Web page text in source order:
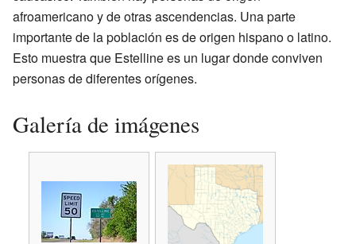
afroamericano y de otras ascendencias. Una parte
importante de la población es de origen hispano o latino.
Esto muestra que Estelline es un lugar donde conviven
personas de diferentes orígenes.
Galería de imágenes